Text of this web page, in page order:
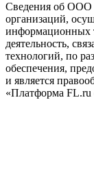
Сведения об ООО
организаций,
информационных
деятельность,
технологий, по
обеспечения,
и является
«Платформа FL.ru